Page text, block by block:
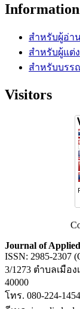
Information
สำหรับผู้อ่า
สำหรับผู้แต่ง
สำหรับบรร
Visitors
Journal of
ISSN: 2985-2307
3/1273 ตำบลเมือ
40000
โทร. 080-224-